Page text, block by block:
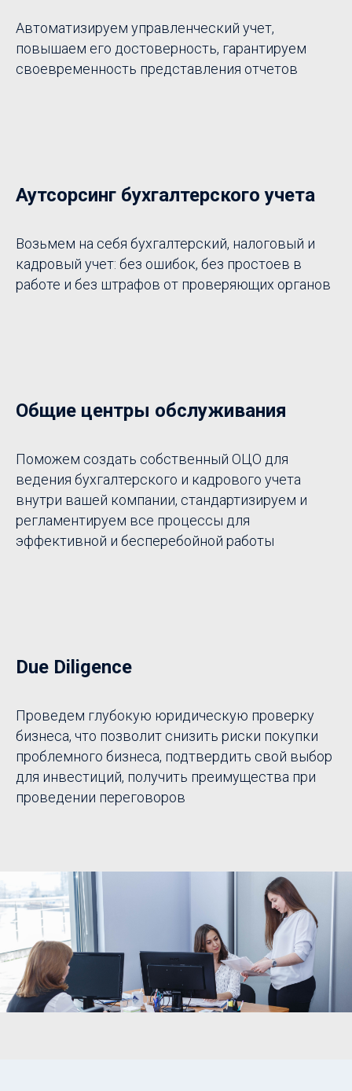
Автоматизируем управленческий учет,
повышаем его достоверность, гарантируем
своевременность представления отчетов
Аутсорсинг бухгалтерского учета
Возьмем на себя бухгалтерский, налоговый и
кадровый учет: без ошибок, без простоев в
работе и без штрафов от проверяющих органов
Общие центры обслуживания
Поможем создать собственный ОЦО для
ведения бухгалтерского и кадрового учета
внутри вашей компании, стандартизируем и
регламентируем все процессы для
эффективной и бесперебойной работы
Due Diligence
Проведем глубокую юридическую проверку
бизнеса, что позволит снизить риски покупки
проблемного бизнеса, подтвердить свой выбор
для инвестиций, получить преимущества при
проведении переговоров